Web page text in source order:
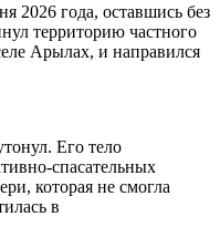
2026 года, оставшись без
территорию частного
Арылах, и направился
Его тело
спасательных
которая не смогла
в